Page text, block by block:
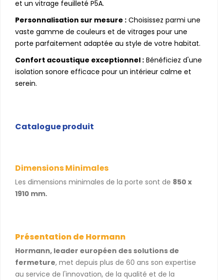
et un vitrage feuilleté P5A.
Personnalisation sur mesure : Choisissez parmi une
vaste gamme de couleurs et de vitrages pour une
porte parfaitement adaptée au style de votre habitat.
Confort acoustique exceptionnel : Bénéficiez d'une
isolation sonore efficace pour un intérieur calme et
serein.
Catalogue produit
Dimensions Minimales
Les dimensions minimales de la porte sont de 850 x
1910 mm.
Présentation de Hormann
Hormann, leader européen des solutions de
fermeture, met depuis plus de 60 ans son expertise
au service de l'innovation, de la qualité et de la